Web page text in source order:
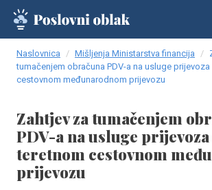
Naslovnica Mišljenja Ministarstva financija
tumačenjem obračuna PDV-a na usluge prijevoza
cestovnom međunarodnom prijevozu
Zahtjev za tumačenjem
PDV-a na usluge prijevoza
teretnom cestovnom
prijevozu